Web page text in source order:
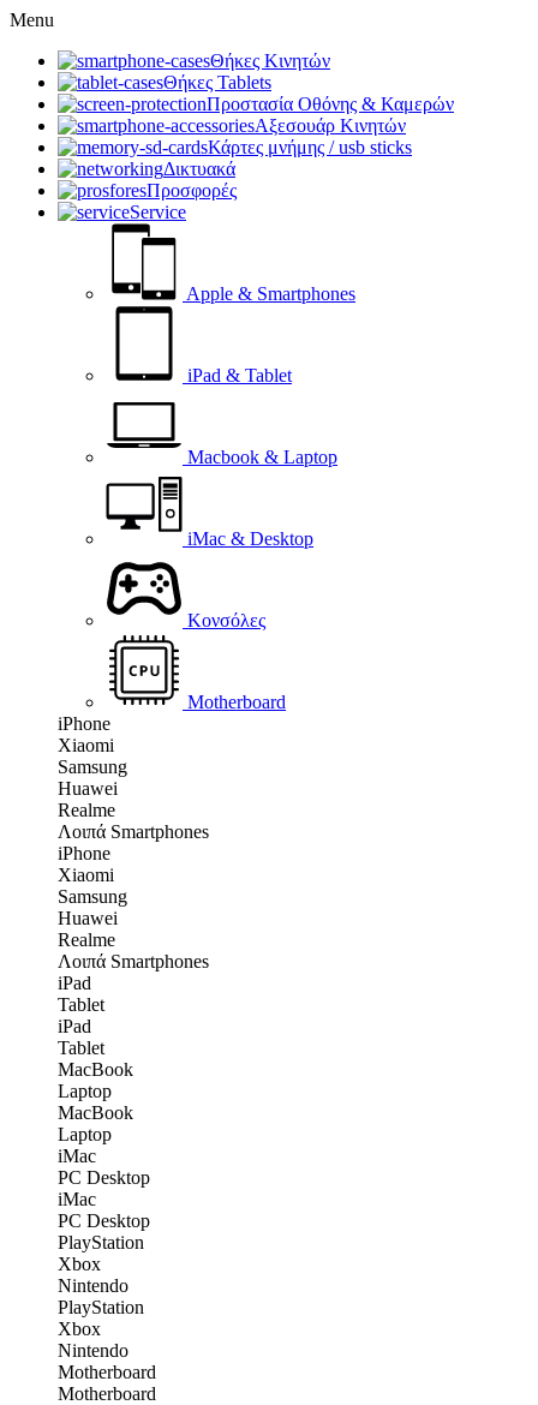
Menu
Θήκες Κινητών
Θήκες Tablets
Προστασία Οθόνης & Καμερών
Αξεσουάρ Κινητών
Κάρτες μνήμης / usb sticks
Δικτυακά
Προσφορές
Service
Apple & Smartphones
iPad & Tablet
Macbook & Laptop
iMac & Desktop
Κονσόλες
Motherboard
iPhone
Xiaomi
Samsung
Huawei
Realme
Λοιπά Smartphones
iPhone
Xiaomi
Samsung
Huawei
Realme
Λοιπά Smartphones
iPad
Tablet
iPad
Tablet
MacBook
Laptop
MacBook
Laptop
iMac
PC Desktop
iMac
PC Desktop
PlayStation
Xbox
Nintendo
PlayStation
Xbox
Nintendo
Motherboard
Motherboard